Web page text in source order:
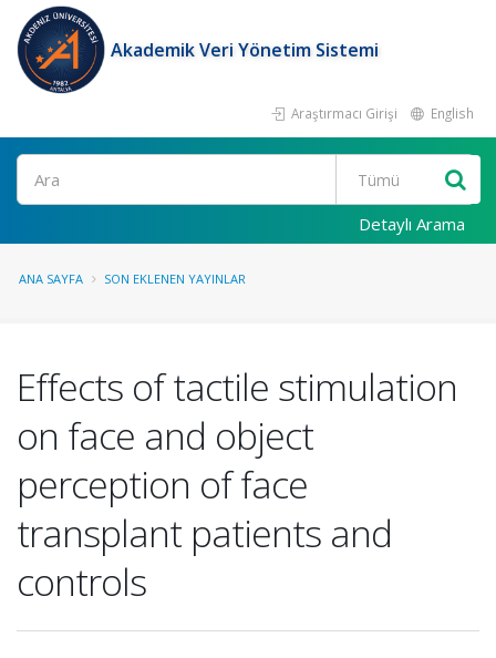
Akademik Veri Yönetim Sistemi
Araştırmacı Girişi English
Ara
Detaylı Arama
ANA SAYFA SON EKLENEN YAYINLAR
Effects of tactile stimulation
on face and object
perception of face
transplant patients and
controls